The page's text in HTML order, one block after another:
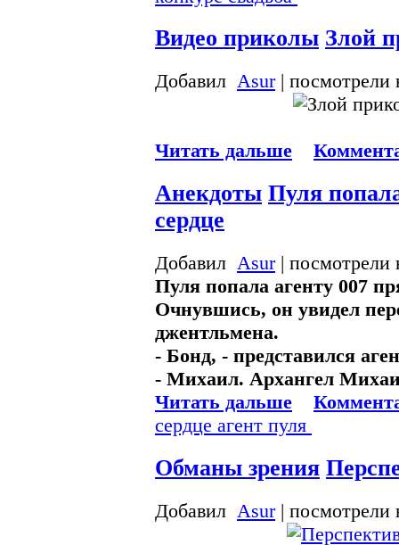
Видео приколы Злой
Добавил Asur| посмотрели
Читать дальше
Анекдоты Пуля
сердце
Добавил Asur| посмотрели
Пуля попала агенту 007
Очнувшись, он увидел
джентльмена.
- Бонд, - представился
- Михаил. Архангел
Читать дальше
сердце агент пуля
Обманы зрения
Добавил Asur| посмотрели